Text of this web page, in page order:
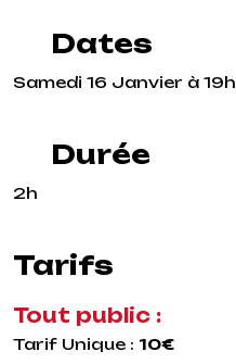
Dates
Samedi 16 Janvier à 19h
Durée
2h
Tarifs
Tout public :
Tarif Unique : 10€